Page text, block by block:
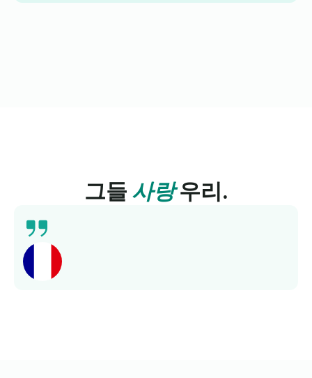
그들 사랑우리.
최근에 Lingua Learn에서 프랑스어 강좌를 이수했는
데, 정말 좋은 경험이었습니다. 체계적으로 잘 짜여져
있고 자료가 흥미진진해서 정말 즐거웠습니다. 추천하